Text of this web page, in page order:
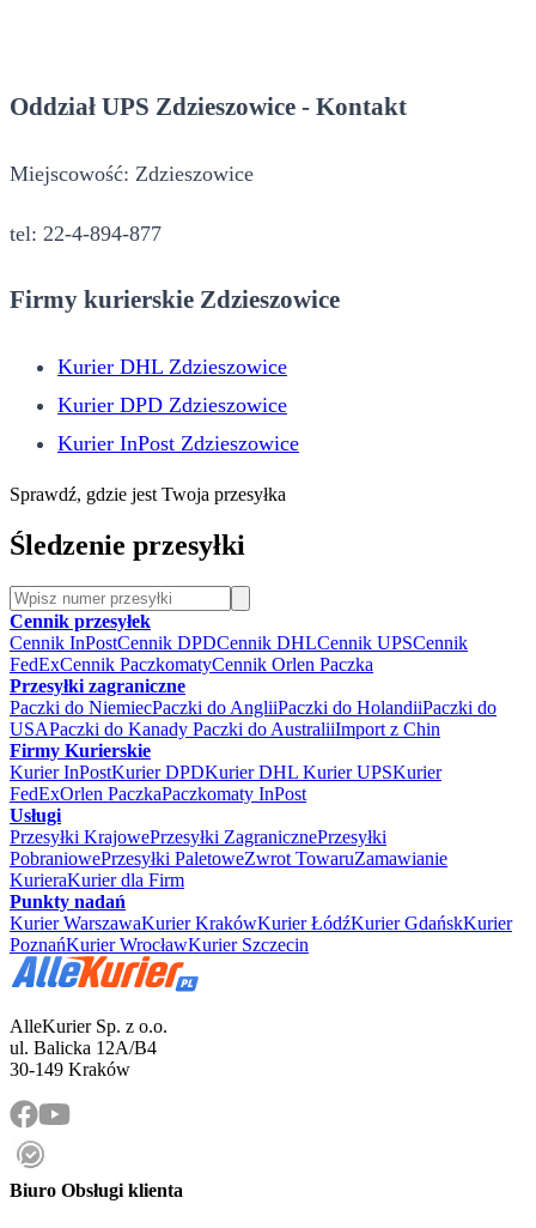
Oddział UPS Zdzieszowice - Kontakt
Miejscowość: Zdzieszowice
tel: 22-4-894-877
Firmy kurierskie Zdzieszowice
Kurier DHL Zdzieszowice
Kurier DPD Zdzieszowice
Kurier InPost Zdzieszowice
Sprawdź, gdzie jest Twoja przesyłka
Śledzenie przesyłki
Cennik przesyłek
Cennik InPostCennik DPDCennik DHLCennik UPSCennik
FedExCennik PaczkomatyCennik Orlen Paczka
Przesyłki zagraniczne
Paczki do NiemiecPaczki do AngliiPaczki do HolandiiPaczki do
USAPaczki do Kanady Paczki do AustraliiImport z Chin
Firmy Kurierskie
Kurier InPostKurier DPDKurier DHL Kurier UPSKurier
FedExOrlen PaczkaPaczkomaty InPost
Usługi
Przesyłki KrajowePrzesyłki ZagranicznePrzesyłki
PobraniowePrzesyłki PaletoweZwrot TowaruZamawianie
KurieraKurier dla Firm
Punkty nadań
Kurier WarszawaKurier KrakówKurier ŁódźKurier GdańskKurier
PoznańKurier WrocławKurier Szczecin
AlleKurier Sp. z o.o.
ul. Balicka 12A/B4
30-149 Kraków
Biuro Obsługi klienta